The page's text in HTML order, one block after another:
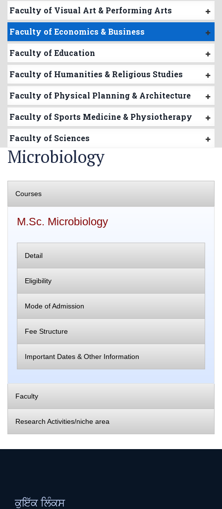
Faculty of Visual Art & Performing Arts
Faculty of Economics & Business
Faculty of Education
Faculty of Humanities & Religious Studies
Faculty of Physical Planning & Architecture
Faculty of Sports Medicine & Physiotherapy
Faculty of Sciences
Microbiology
Courses
M.Sc. Microbiology
Detail
Eligibility
Mode of Admission
Fee Structure
Important Dates & Other Information
Faculty
Research Activities/niche area
ਕੁਇੱਕ ਲਿੰਕਸ